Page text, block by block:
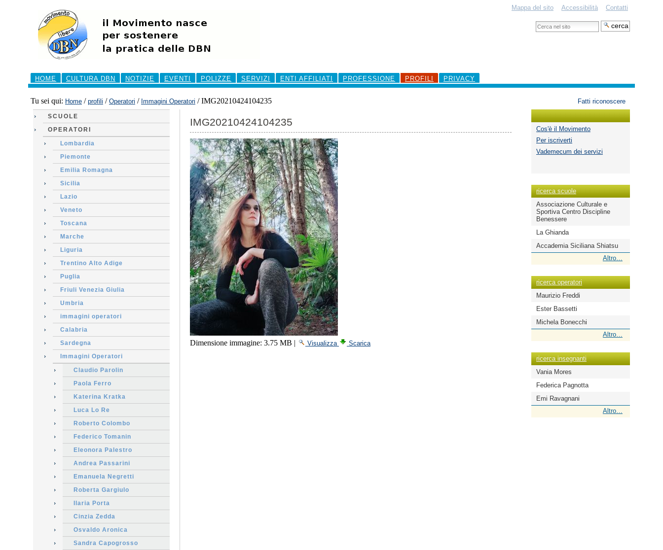
contenuti.
navigazione
Mappa del sito Accessibilità Contatti
Cerca
nel
Sezioni
HOME
CULTURA DBN NOTIZIE EVENTI POLIZZE SERVIZI ENTI AFFILIATI PROFESSIONE PROFILI PRIVACY
Fatti riconoscere
Tu sei qui: Home / profili / Operatori / Immagini Operatori /IMG20210424104235
SCUOLE
OPERATORI
Lombardia
Piemonte
Emilia Romagna
Sicilia
Lazio
Veneto
Toscana
Marche
Liguria
Trentino Alto Adige
Puglia
Friuli Venezia Giulia
Umbria
immagini operatori
Calabria
Sardegna
Immagini Operatori
Claudio Parolin
Paola Ferro
Katerina Kratka
Luca Lo Re
Roberto Colombo
Federico Tomanin
Eleonora Palestro
Andrea Passarini
Emanuela Negretti
Roberta Gargiulo
Ilaria Porta
Cinzia Zedda
Osvaldo Aronica
Sandra Capogrosso
IMG20210424104235
Dimensione immagine: 3.75 MB | Visualizza Scarica
Cos'è il Movimento
Per iscriverti
Vademecum dei servizi
ricerca scuole
Associazione Culturale e
Sportiva Centro Discipline
Benessere
La Ghianda
Accademia Siciliana Shiatsu
scuole
-
Altro…
ricerca operatori
Maurizio Freddi
Ester Bassetti
Michela Bonecchi
operatori
-
Altro…
ricerca insegnanti
Vania Mores
Federica Pagnotta
Emi Ravagnani
insegnanti
Altro…